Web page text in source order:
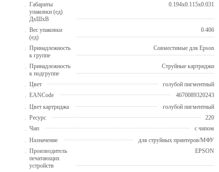
Габариты
упаковки (ед)
ДхШхВ
0.194x0.115x0.031
Вес упаковки
(ед)
0.406
Принадлежность
к группе
Совместимые для Epson
Принадлежность
к подгруппе
Струйные картриджи
Цвет
голубой пигментный
EANCode
4670089320243
Цвет картриджа
голубой пигментный
Ресурс
220
Чип
с чипом
Назначение
для струйных принтеров/МФУ
Производитель
печатающих
устройств
EPSON